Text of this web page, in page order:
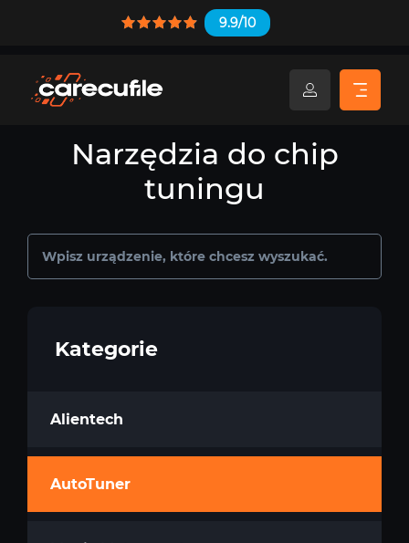
9.9/10
Narzędzia do chip
tuningu
Kategorie
Alientech
AutoTuner